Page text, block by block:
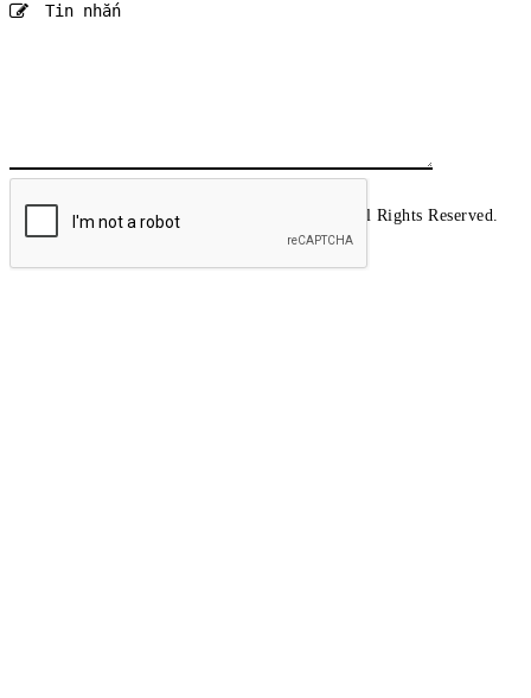
1AutoCare.VN © 2021. All Rights Reserved.